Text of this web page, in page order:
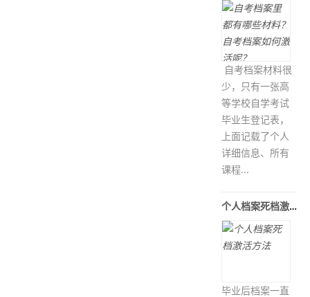
自考档案材料很
少，只有一张高
等学校自学考试
毕业生登记表，
上面记载了个人
详细信息、所有
课程...
个人档案死档激活方法
毕业后档案一直